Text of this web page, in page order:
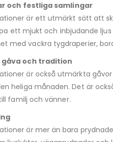
och festliga samlingar
är ett utmärkt sätt att
ett mjukt och inbjudande
med vackra tygdraperier,
gåva och tradition
är också utmärkta
heliga månaden. Det är
familj och vänner.
är mer än bara